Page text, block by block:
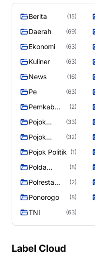
Berita (15)
Daerah (69)
Ekonomi (63)
Kuliner (63)
News (16)
Pe (63)
Pemkab
Raya
(2)
Pojok
(33)
Pojok
(32)
Pojok Politik (1)
Polda
Tengah
(8)
Polresta
Raya
(2)
Ponorogo (8)
TNI (63)
Label Cloud